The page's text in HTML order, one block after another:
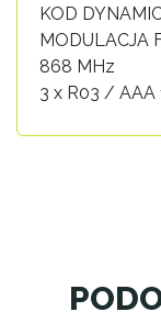
KOD
MODULACJA
868 MHz
3 x R03 / AAA